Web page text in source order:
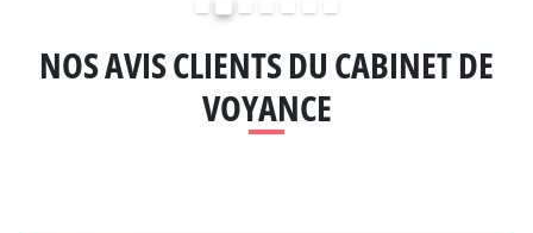
NOS AVIS CLIENTS DU CABINET DE
VOYANCE